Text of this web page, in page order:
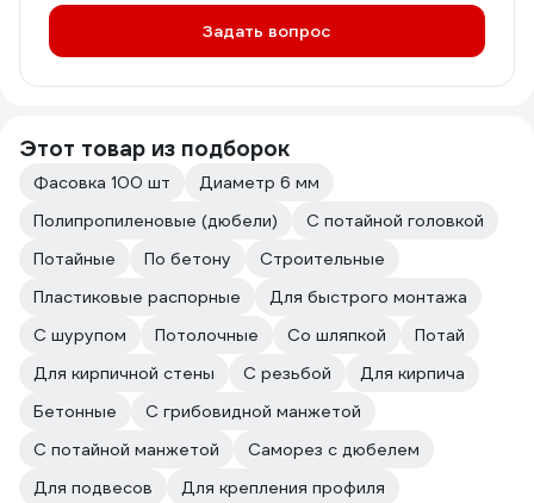
Задать вопрос
Этот товар из подборок
Фасовка 100 шт
Диаметр 6 мм
Полипропиленовые (дюбели)
С потайной головкой
Потайные
По бетону
Строительные
Пластиковые распорные
Для быстрого монтажа
С шурупом
Потолочные Со шляпкой
Потай
Для кирпичной стены
С резьбой
Для кирпича
Бетонные
С грибовидной манжетой
С потайной манжетой
Саморез с дюбелем
Для подвесов
Для крепления профиля